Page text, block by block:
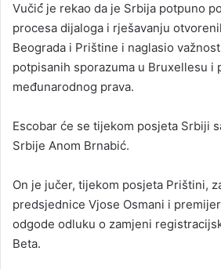
Vučić́ je rekao da je Srbija potpuno
procesa dijaloga i rješavanju
Beograda i Prištine i naglasio
potpisanih sporazuma u Bruxellesu i
međunarodnog prava.
Escobar će se tijekom posjeta Srbiji
Srbije Anom Brnabić.
On je jučer, tijekom posjeta Prištini,
predsjednice Vjose Osmani i
odgode odluku o zamjeni
Beta.